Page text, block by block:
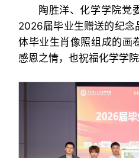
陶胜洋、化学学院党
2026届毕业生赠送的纪念
体毕业生肖像照组成的画
感恩之情，也祝福化学学